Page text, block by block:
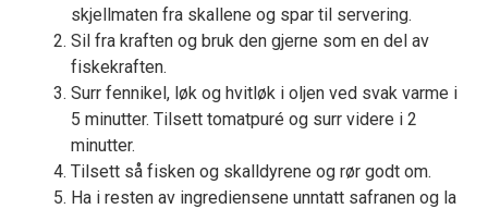
skjellmaten fra skallene og spar til servering.
Sil fra kraften og bruk den gjerne som en del av
fiskekraften.
Surr fennikel, løk og hvitløk i oljen ved svak varme i
5 minutter. Tilsett tomatpuré og surr videre i 2
minutter.
Tilsett så fisken og skalldyrene og rør godt om.
Ha i resten av ingrediensene unntatt safranen og la